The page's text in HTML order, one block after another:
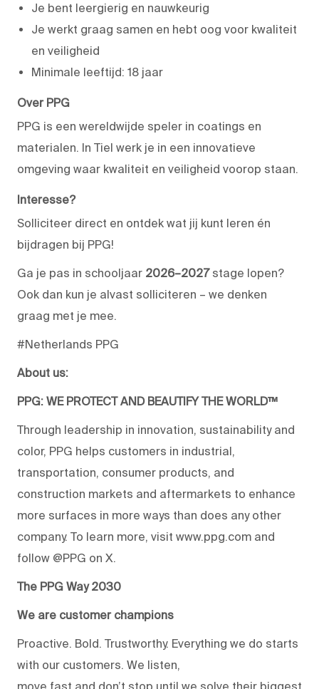
Je bent leergierig en nauwkeurig
Je werkt graag samen en hebt oog voor kwaliteit
en veiligheid
Minimale leeftijd: 18 jaar
Over PPG
PPG is een wereldwijde speler in coatings en
materialen. In Tiel werk je in een innovatieve
omgeving waar kwaliteit en veiligheid voorop staan.
Interesse?
Solliciteer direct en ontdek wat jij kunt leren én
bijdragen bij PPG!
Ga je pas in schooljaar 2026–2027stage lopen?
Ook dan kun je alvast solliciteren – we denken
graag met je mee.
#Netherlands PPG
About us:
PPG: WE PROTECT AND BEAUTIFY THE WORLD™
Through leadership in innovation, sustainability and
color, PPG helps customers in industrial,
transportation, consumer products, and
construction markets and aftermarkets to enhance
more surfaces in more ways than does any other
company. To learn more, visit www.ppg.com and
follow @PPG on X.
The PPG Way 2030
We are customer champions
Proactive. Bold. Trustworthy. Everything we do starts
with our customers. We listen,
move fast and don’t stop until we solve their biggest